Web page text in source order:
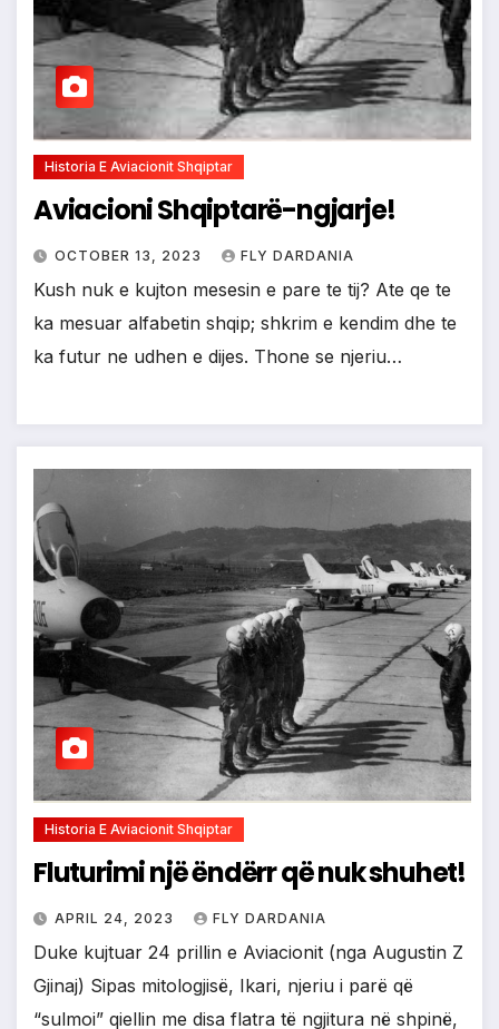
Historia E Aviacionit Shqiptar
Aviacioni Shqiptarë-ngjarje!
OCTOBER 13, 2023 FLY DARDANIA
Kush nuk e kujton mesesin e pare te tij? Ate qe te
ka mesuar alfabetin shqip; shkrim e kendim dhe te
ka futur ne udhen e dijes. Thone se njeriu…
Historia E Aviacionit Shqiptar
Fluturimi një ëndërr që nuk shuhet!
APRIL 24, 2023 FLY DARDANIA
Duke kujtuar 24 prillin e Aviacionit (nga Augustin Z
Gjinaj) Sipas mitologjisë, Ikari, njeriu i parë që
“sulmoi” qiellin me disa flatra të ngjitura në shpinë,